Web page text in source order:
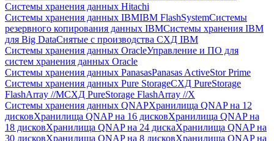
Системы хранения данных Hitachi
Системы хранения данных IBMIBM FlashSystemСистемы
резервного копирования данных IBMСистемы хранения IBM
для Big DataСнятые с производства СХД IBM
Системы хранения данных OracleУправление и ПО для
систем хранения данных Oracle
Системы хранения данных PanasasPanasas ActiveStor Prime
Системы хранения данных Pure StorageСХД PureStorage
FlashArray //MСХД PureStorage FlashArray //X
Системы хранения данных QNAPХранилища QNAP на 12
дисковХранилища QNAP на 16 дисковХранилища QNAP на
18 дисковХранилища QNAP на 24 дискаХранилища QNAP на
30 дисковХранилища QNAP на 8 дисковХранилища QNAP на